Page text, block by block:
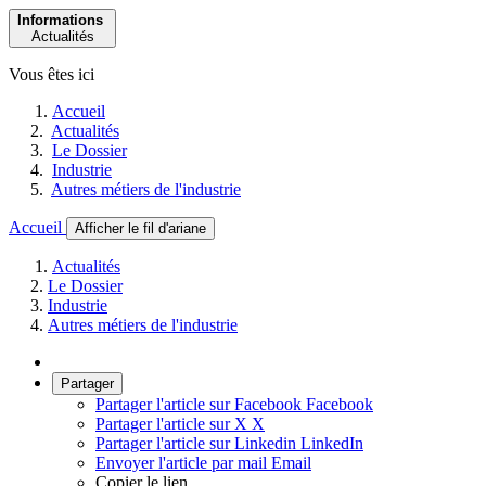
Informations
Actualités
Vous êtes ici
Accueil
Actualités
Le Dossier
Industrie
Autres métiers de l'industrie
Accueil Afficher le fil d'ariane
Actualités
Le Dossier
Industrie
Autres métiers de l'industrie
Partager
Partager l'article sur Facebook Facebook
Partager l'article sur X X
Partager l'article sur Linkedin LinkedIn
Envoyer l'article par mail Email
Copier le lien